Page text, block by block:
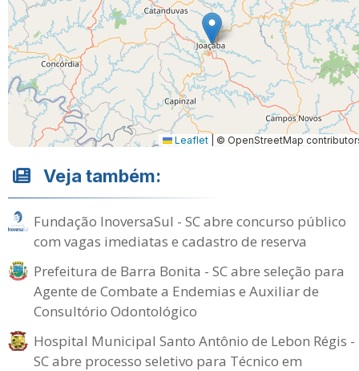
Leaflet © OpenStreetMap
Veja também:
Fundação InoversaSul - SC abre concurso público
com vagas imediatas e cadastro de reserva
Prefeitura de Barra Bonita - SC abre seleção para
Agente de Combate a Endemias e Auxiliar de
Consultório Odontológico
Hospital Municipal Santo Antônio de Lebon Régis -
SC abre processo seletivo para Técnico em